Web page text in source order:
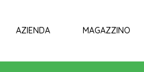
AZIENDA MAGAZZINO